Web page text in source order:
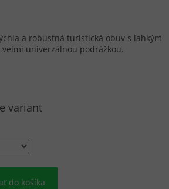
variant
do košíka
a robustná turistická obuv s ľahkým
univerzálnou podrážkou.